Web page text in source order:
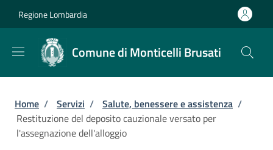
Regione Lombardia
Comune di Monticelli Brusati
Briciole di pane
Home / Servizi / Salute, benessere e assistenza /
Restituzione del deposito cauzionale versato per
l'assegnazione dell'alloggio